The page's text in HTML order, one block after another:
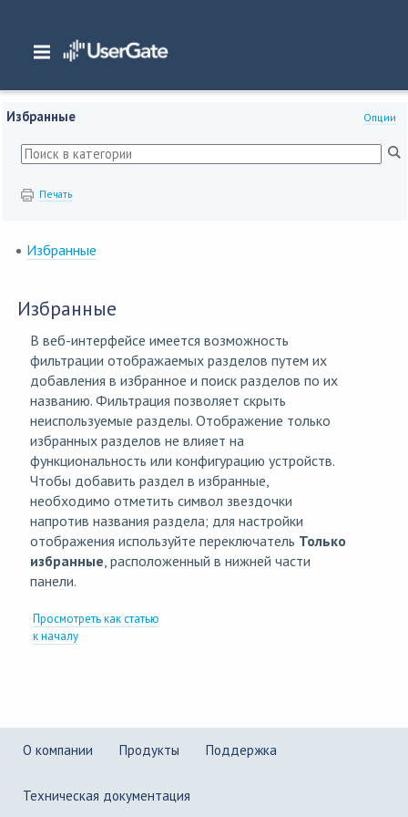
Главная/ Документация/WAF/
Опции
Избранные
Печать
Избранные
Избранные
В веб-интерфейсе имеется возможность
фильтрации отображаемых разделов путем их
добавления в избранное и поиск разделов по их
названию. Фильтрация позволяет скрыть
неиспользуемые разделы. Отображение только
избранных разделов не влияет на
функциональность или конфигурацию устройств.
Чтобы добавить раздел в избранные,
необходимо отметить символ звездочки
напротив названия раздела; для настройки
отображения используйте переключатель Только
избранные, расположенный в нижней части
панели.
Просмотреть как статью
к началу
О компании Продукты Поддержка
Техническая документация